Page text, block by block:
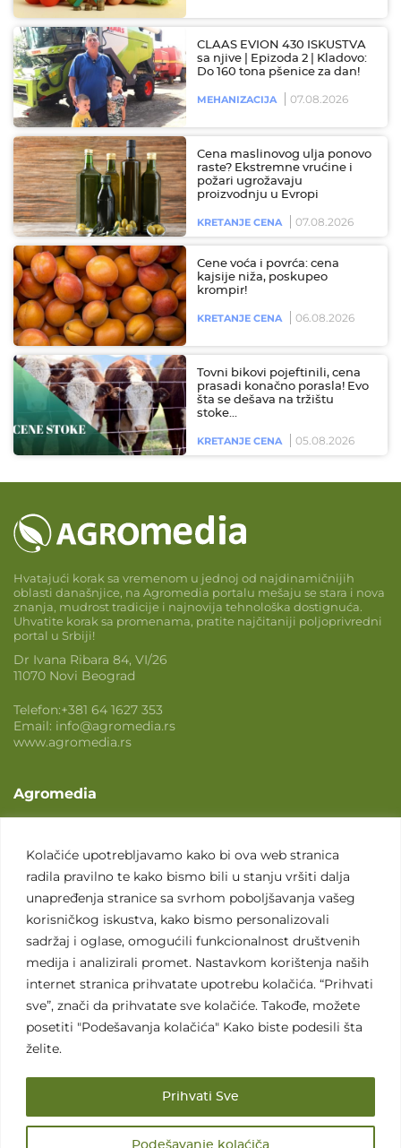
Kolačiće upotrebljavamo kako bi ova web stranica
radila pravilno te kako bismo bili u stanju vršiti dalja
unapređenja stranice sa svrhom poboljšavanja vašeg
korisničkog iskustva, kako bismo personalizovali
sadržaj i oglase, omogućili funkcionalnost društvenih
medija i analizirali promet. Nastavkom korištenja naših
internet stranica prihvatate upotrebu kolačića. “Prihvati
sve”, znači da prihvatate sve kolačiće. Takođe, možete
posetiti "Podešavanja kolačića" Kako biste podesili šta
želite.
Podešavanje kolaćiča
Prihvati Sve
CLAAS EVION 430 ISKUSTVA
sa njive | Epizoda 2 | Kladovo:
Do 160 tona pšenice za dan!
MEHANIZACIJA 07.08.2026
Cena maslinovog ulja ponovo
raste? Ekstremne vrućine i
požari ugrožavaju
proizvodnju u Evropi
KRETANJE CENA 07.08.2026
Cene voća i povrća: cena
kajsije niža, poskupeo
krompir!
KRETANJE CENA 06.08.2026
Tovni bikovi pojeftinili, cena
prasadi konačno porasla! Evo
šta se dešava na tržištu
stoke…
KRETANJE CENA 05.08.2026
Hvatajući korak sa vremenom u jednoj od najdinamičnijih
oblasti današnjice, na Agromedia portalu mešaju se stara i nova
znanja, mudrost tradicije i najnovija tehnološka dostignuća.
Uhvatite korak sa promenama, pratite najčitaniji poljoprivredni
portal u Srbiji!
Dr Ivana Ribara 84, VI/26
11070 Novi Beograd
Telefon:+381 64 1627 353
Email: info@agromedia.rs
www.agromedia.rs
Agromedia
Svet poljoprivrede
Marketing usluge
Tražimo saradnike
Kontakt
Kontakt
Sva prava zadržana. 2007 - 2026. © Agromedia d.o.o.